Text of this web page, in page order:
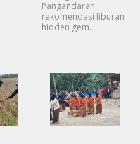
Pangandaran
rekomendasi liburan
hidden gem.